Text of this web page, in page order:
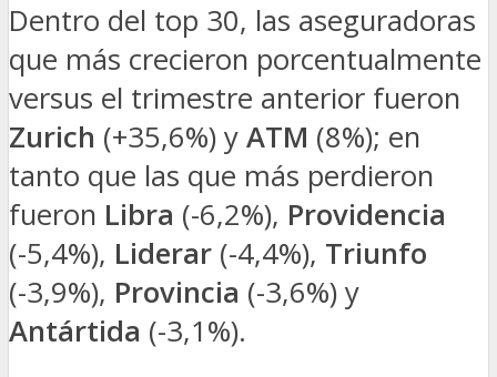
Dentro del top 30, las aseguradoras
que más crecieron porcentualmente
versus el trimestre anterior fueron
Zurich (+35,6%) y ATM (8%); en
tanto que las que más perdieron
fueron Libra (-6,2%), Providencia
(-5,4%), Liderar (-4,4%), Triunfo
(-3,9%), Provincia (-3,6%) y
Antártida (-3,1%).